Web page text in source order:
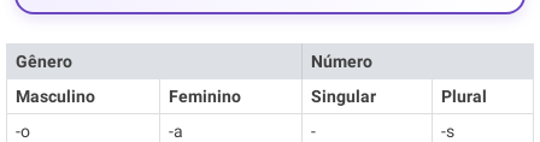
Gênero
Número
Masculino
Feminino Singular
Plural
-o
-a - -s